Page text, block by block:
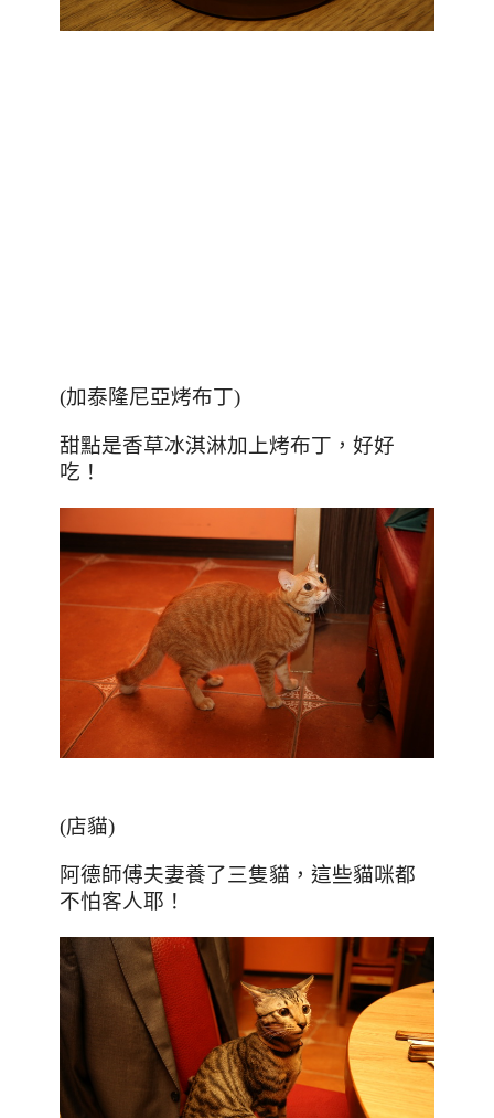
(加泰隆尼亞烤布丁)
甜點是香草冰淇淋加上烤布丁，好好
吃！
(店貓)
阿德師傅夫妻養了三隻貓，這些貓咪都
不怕客人耶！